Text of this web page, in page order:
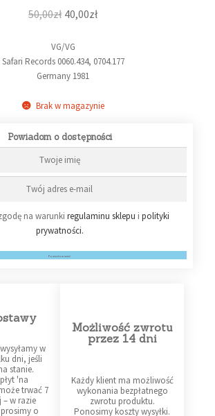
50,00zł 40,00zł
VG/VG
Safari Records 0060.434, 0704.177
Germany 1981
Brak w magazynie
Powiadom o dostępności
na warunkiregulaminu sklepu ipolityki
prywatności.
Powiadom mnie!
w
dni, jeśli
stanie.
'na
trwać 7
– w razie
o
Możliwość zwrotu
przez 14 dni
Każdy klient ma możliwość
wykonania bezpłatnego
zwrotu produktu.
Ponosimy koszty wysyłki.